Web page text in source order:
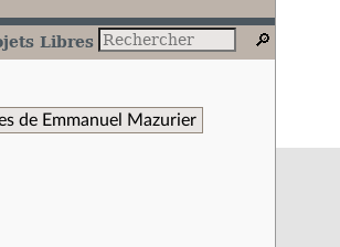
Libres
de Emmanuel Mazurier